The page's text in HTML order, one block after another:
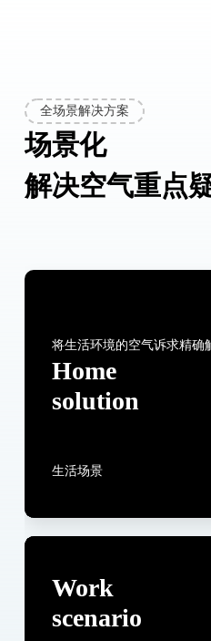
全场景解决方案
场景化
解决空气重点
将生活环境的空气诉求精确
Home
solution
生活场景
Work
scenario